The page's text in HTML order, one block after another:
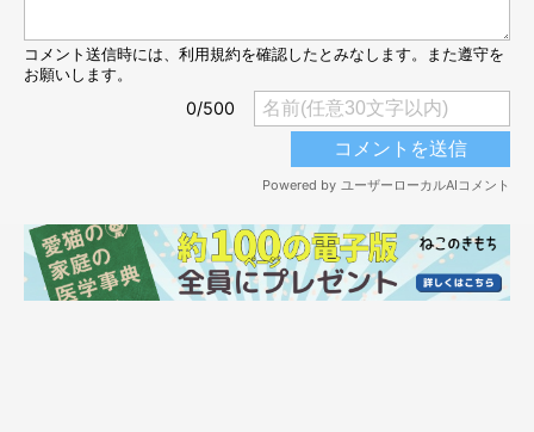
反対側の手は垂れていません。
なぜか片側だけ…